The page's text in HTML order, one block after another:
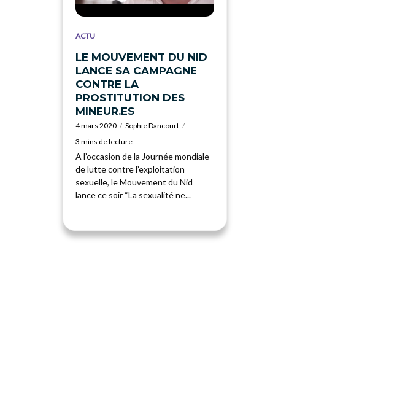
ACTU
LE MOUVEMENT DU NID
LANCE SA CAMPAGNE
CONTRE LA
PROSTITUTION DES
MINEUR.ES
4 mars 2020
Sophie Dancourt
3 mins de lecture
A l’occasion de la Journée mondiale
de lutte contre l’exploitation
sexuelle, le Mouvement du Nid
lance ce soir “La sexualité ne...